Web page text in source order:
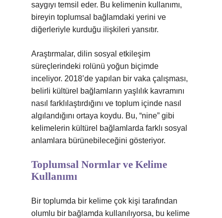
saygıyı temsil eder. Bu kelimenin kullanımı,
bireyin toplumsal bağlamdaki yerini ve
diğerleriyle kurduğu ilişkileri yansıtır.
Araştırmalar, dilin sosyal etkileşim
süreçlerindeki rolünü yoğun biçimde
inceliyor. 2018’de yapılan bir vaka çalışması,
belirli kültürel bağlamların yaşlılık kavramını
nasıl farklılaştırdığını ve toplum içinde nasıl
algılandığını ortaya koydu. Bu, “nine” gibi
kelimelerin kültürel bağlamlarda farklı sosyal
anlamlara bürünebileceğini gösteriyor.
Toplumsal Normlar ve Kelime
Kullanımı
Bir toplumda bir kelime çok kişi tarafından
olumlu bir bağlamda kullanılıyorsa, bu kelime